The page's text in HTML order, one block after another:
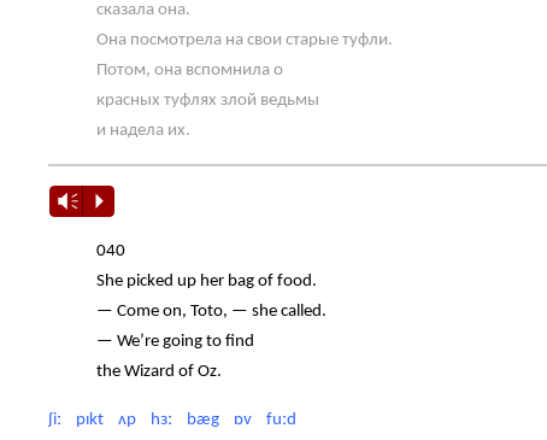
сказала она.
Она посмотрела на свои старые туфли.
Потом, она вспомнила о
красных туфлях злой ведьмы
и надела их.
Vm P
040
She picked up her bag of food.
— Come on, Toto, — she called.
— We’re going to find
the Wizard of Oz.
ʃiː pɪkt ʌp hɜː bæg ɒv fuːd